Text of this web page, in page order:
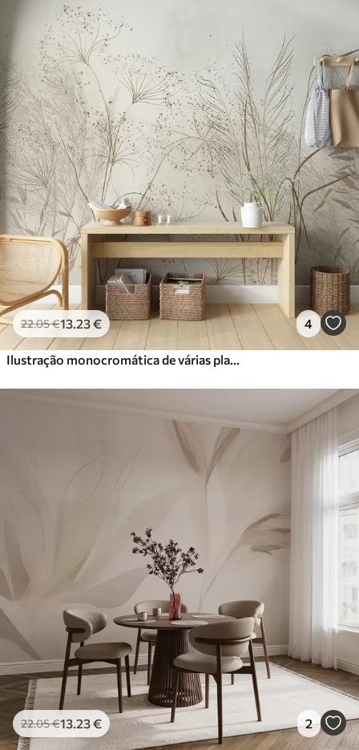
22.05€13 .23€ 4
22.05€13 .23€ 2